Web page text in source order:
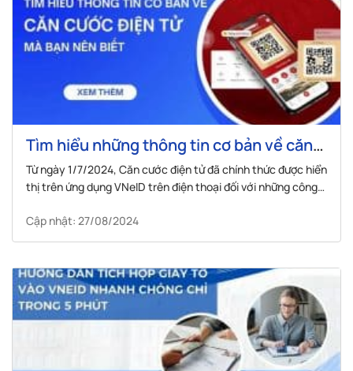
Tìm hiểu những thông tin cơ bản về căn
cước điện tử mà bạn nên biết
Từ ngày 1/7/2024, Căn cước điện tử đã chính thức được hiển
thị trên ứng dụng VNeID trên điện thoại đối với những công
viết này cùng Visana tìm hiểu câu trả lời cho các...
Cập nhật: 27/08/2024